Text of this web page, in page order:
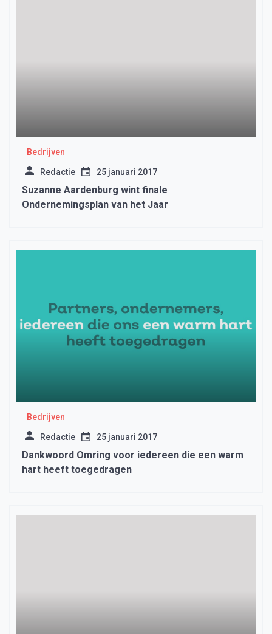
Bedrijven
Redactie 25 januari 2017
Suzanne Aardenburg wint finale
Ondernemingsplan van het Jaar
Bedrijven
Redactie 25 januari 2017
Dankwoord Omring voor iedereen die een warm
hart heeft toegedragen